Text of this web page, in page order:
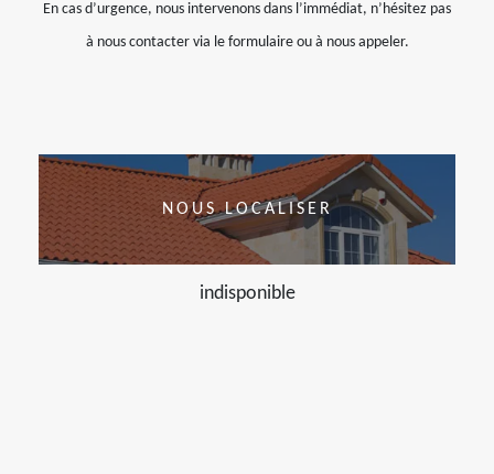
En cas d’urgence, nous intervenons dans l’immédiat, n’hésitez pas
à nous contacter via le formulaire ou à nous appeler.
NOUS LOCALISER
indisponible